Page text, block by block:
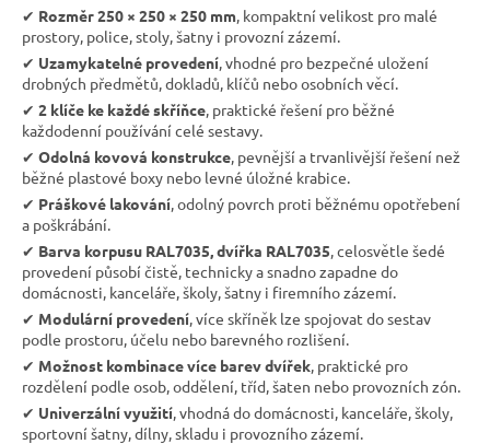
✔︎ Rozměr 250 × 250 × 250 mm, kompaktní velikost pro malé
prostory, police, stoly, šatny i provozní zázemí.
✔︎ Uzamykatelné provedení, vhodné pro bezpečné uložení
drobných předmětů, dokladů, klíčů nebo osobních věcí.
✔︎ 2 klíče ke každé skříňce, praktické řešení pro běžné
každodenní používání celé sestavy.
✔︎ Odolná kovová konstrukce, pevnější a trvanlivější řešení než
běžné plastové boxy nebo levné úložné krabice.
✔︎ Práškové lakování, odolný povrch proti běžnému opotřebení
a poškrábání.
✔︎ Barva korpusu RAL7035, dvířka RAL7035, celosvětle šedé
provedení působí čistě, technicky a snadno zapadne do
domácnosti, kanceláře, školy, šatny i firemního zázemí.
✔︎ Modulární provedení, více skříněk lze spojovat do sestav
podle prostoru, účelu nebo barevného rozlišení.
✔︎ Možnost kombinace více barev dvířek, praktické pro
rozdělení podle osob, oddělení, tříd, šaten nebo provozních zón.
✔︎ Univerzální využití, vhodná do domácnosti, kanceláře, školy,
sportovní šatny, dílny, skladu i provozního zázemí.